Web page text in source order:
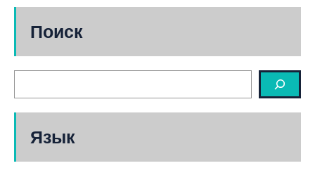
Поиск
Язык